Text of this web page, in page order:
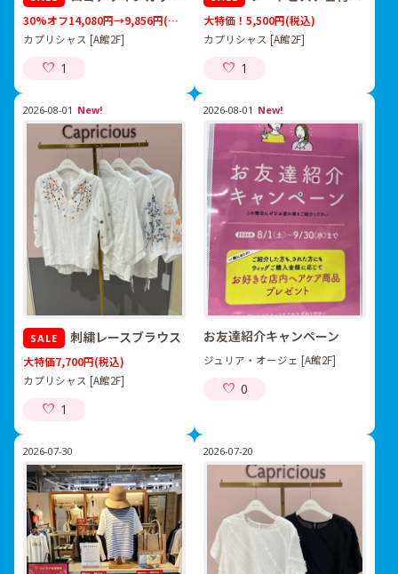
30%オフ14,080円→9,856円(税込)
カプリシャス [A館2F]
1
大特価！5,500円(税込)
カプリシャス [A館2F]
1
2026-08-01 New!
SALE 刺繍レースブラウス
大特価7,700円(税込)
カプリシャス [A館2F]
1
2026-08-01 New!
お友達紹介キャンペーン
ジュリア・オージェ [A館2F]
0
2026-07-30 2026-07-20